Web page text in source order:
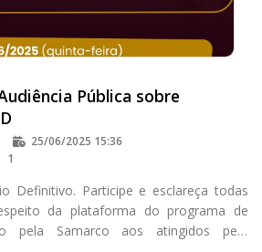
Pública sobre
25/06/2025 15:36
1
Definitivo. Participe e esclareça todas
da plataforma do programa de
pela Samarco aos atingidos pelo